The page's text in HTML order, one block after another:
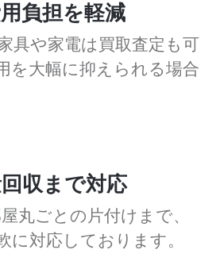
負担を軽減
具や家電は買取査定も可
を大幅に抑えられる場合
収まで対応
丸ごとの片付けまで、
に対応しております。